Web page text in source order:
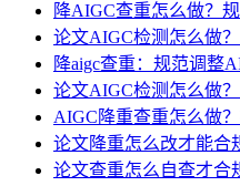
降AIGC查重怎么做？
论文AIGC检测怎么做
降aigc查重：规范调整
论文AIGC检测怎么做
AIGC降重查重怎么做
论文降重怎么改才能合
论文查重怎么自查才合